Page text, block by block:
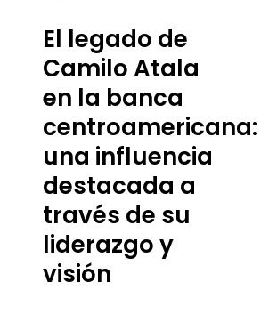
El legado de
Camilo Atala
en la banca
centroamericana:
una influencia
destacada a
través de su
liderazgo y
visión